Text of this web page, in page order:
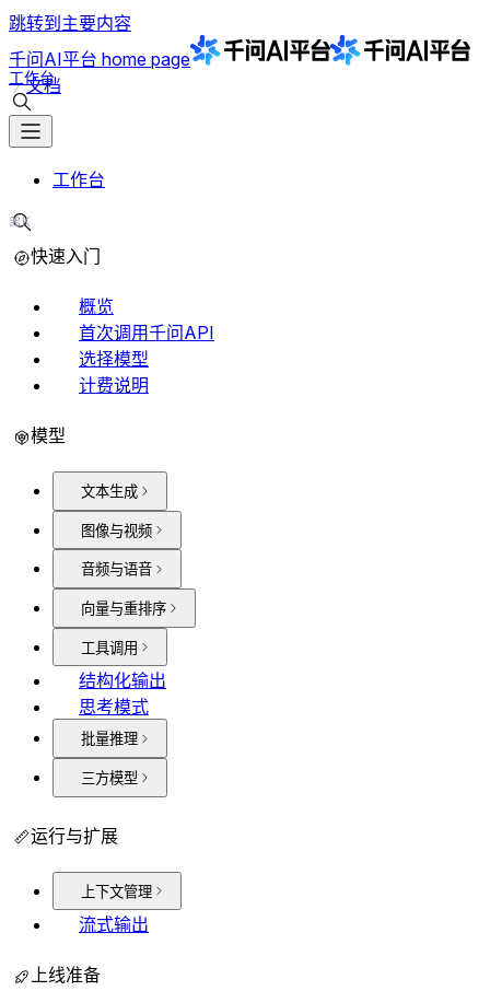
跳转到主要内容
千问AI平台 home page
文档
工作台
工作台
⌘K
快速入门
概览
首次调用千问API
选择模型
计费说明
模型
文本生成
图像与视频
音频与语音
向量与重排序
工具调用
结构化输出
思考模式
批量推理
三方模型
运行与扩展
上下文管理
流式输出
上线准备